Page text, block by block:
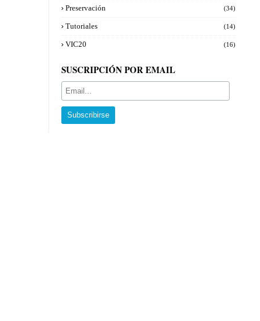
Preservación (34)
Tutoriales (14)
VIC20 (16)
SUSCRIPCIÓN POR EMAIL